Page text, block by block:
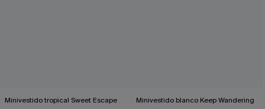
Minivestido tropical Sweet Escape Minivestido blanco Keep Wandering